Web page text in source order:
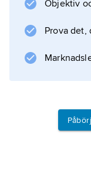
med andra
Objektiv
Prova det,